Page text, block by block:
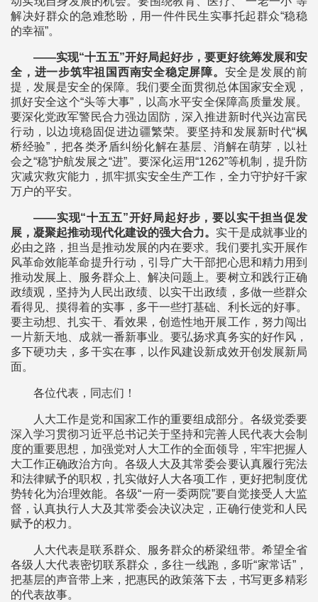
解决好群众的急难愁盼，用一件件民生实事托起群众“稳稳
的幸福”。
——实现“十五五”开好局起好步，要更好统筹发展和安
全，进一步筑牢祖国西南安全稳定屏障。 安全是发展的前
提，发展是安全的保障。我们要全面贯彻总体国家安全观，
抓好安全这个“头等大事”，以高水平安全保障高质量发展。
要深化党政军警民合力强边固防，深入推进新时代兴边富民
行动，以边境稳固促进边疆繁荣。要坚持和发展新时代“枫
桥经验”，把各类矛盾纠纷化解在基层、消解在萌芽，以社
会之“稳”护航发展之“进”。要深化运用“1262”等机制，提升防
灾减灾救灾能力，抓牢抓实安全生产工作，全力守护好千家
万户的平安。
——实现“十五五”开好局起好步，要以实干担当促发
展，凝聚起推动现代化建设的强大合力。 实干是成就事业的
必由之路，担当是推动发展的内在要求。我们要扎实开展作
风革命效能革命提升行动，引导广大干部把心思和精力用到
推动发展上、服务群众上、解决问题上。要树立和践行正确
政绩观，坚持为人民出政绩、以实干出政绩，多做一些群众
看得见、摸得着的实事，多干一些打基础、利长远的好事。
要主动想、扎实干、看效果，创造性地开展工作，努力闯出
一片新天地、成就一番新事业。要弘扬求真务实的好作风，
多下硬功夫，多干实在事，以作风建设新成效开创发展新局
面。
各位代表，同志们！
人大工作是党和国家工作的重要组成部分。各级党委要
深入学习贯彻习近平总书记关于坚持和完善人民代表大会制
度的重要思想，加强党对人大工作的全面领导，牢牢把握人
大工作正确政治方向。各级人大及其常委会要认真履行宪法
和法律赋予的职权，扎实做好人大各项工作，更好把制度优
势转化为治理效能。各级“一府一委两院”要自觉接受人大监
督，认真执行人大及其常委会决议决定，正确行使党和人民
赋予的权力。
人大代表是联系群众、服务群众的桥梁纽带。希望全省
各级人大代表密切联系群众，多往一线跑，多听“家常话”，
把基层的声音带上来，把惠民的政策落下去，书写更多精彩
的代表故事。